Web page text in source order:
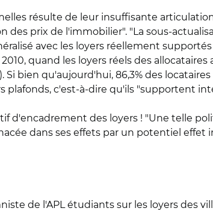
résulte de leur insuffisante
prix de l'immobilier". "La sous-
avec les loyers réellement supportés
quand les loyers réels des allocataires
Si bien qu'aujourd'hui, 86,3% des
plafonds, c'est-à-dire qu'ils "supportent
d'encadrement des loyers ! "Une telle
dans ses effets par un potentiel effet
de l'APL étudiants sur les loyers des